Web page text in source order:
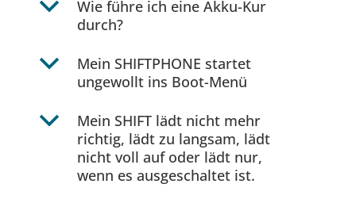
b
Wie führe ich eine Akku-Kur
durch?
b
Mein SHIFTPHONE startet
ungewollt ins Boot-Menü
b
Mein SHIFT lädt nicht mehr
richtig, lädt zu langsam, lädt
nicht voll auf oder lädt nur,
wenn es ausgeschaltet ist.